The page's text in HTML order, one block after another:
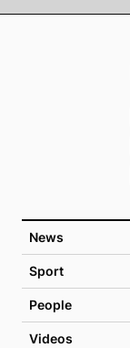
News
Sport
People
Videos